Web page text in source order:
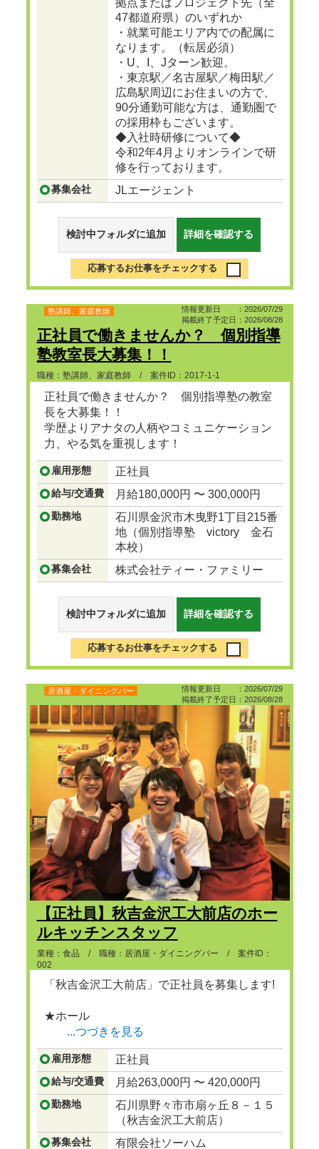
拠点またはプロジェクト先（全
47都道府県）のいずれか
・就業可能エリア内での配属に
なります。（転居必須）
・U、I、Jターン歓迎。
・東京駅／名古屋駅／梅田駅／
広島駅周辺にお住まいの方で、
90分通勤可能な方は、通勤圏で
の採用枠もございます。
◆入社時研修について◆
令和2年4月よりオンラインで研
修を行っております。
募集会社 JLエージェント
検討中フォルダに追加 詳細を確認する
応募するお仕事をチェックする
情報更新日 ：2026/07/29
掲載終了予定日：2026/08/28
塾講師、家庭教師
正社員で働きませんか？ 個別指導
塾教室長大募集！！
職種：塾講師、家庭教師 / 案件ID：2017-1-1
正社員で働きませんか？ 個別指導塾の教室
長を大募集！！
学歴よりアナタの人柄やコミュニケーション
力、やる気を重視します！
...つづきを見る
雇用形態 正社員
給与/交通費 月給180,000円 〜 300,000円
勤務地
石川県金沢市木曳野1丁目215番
地（個別指導塾 victory 金石
本校）
募集会社 株式会社ティー・ファミリー
検討中フォルダに追加 詳細を確認する
応募するお仕事をチェックする
情報更新日 ：2026/07/29
掲載終了予定日：2026/08/28
居酒屋・ダイニングバー
【正社員】秋吉金沢工大前店のホー
ルキッチンスタッフ
業種：食品 / 職種：居酒屋・ダイニングバー / 案件ID：
002
「秋吉金沢工大前店」で正社員を募集します!
★ホール
...つづきを見る
雇用形態 正社員
給与/交通費 月給263,000円 〜 420,000円
勤務地
石川県野々市市扇ヶ丘８－１５
（秋吉金沢工大前店）
募集会社 有限会社ソーハム